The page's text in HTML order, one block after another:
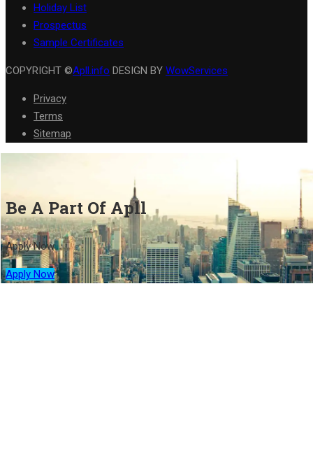
Holiday List
Prospectus
Sample Certificates
COPYRIGHT ©Apll.info DESIGN BY WowServices
Privacy
Terms
Sitemap
Be A Part Of Apll
Apply Now
Apply Now